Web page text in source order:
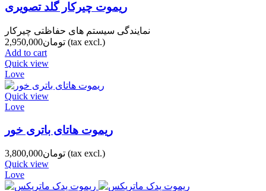
ریموت چیرکار گلد تصویری
نمایندگی سیستم های حفاظتی چیرکار
تومان2,950,000 (tax excl.)
Add to cart
Quick view
Love
Quick view
Love
ریموت هاتای باتری خور
تومان3,800,000 (tax excl.)
Quick view
Love